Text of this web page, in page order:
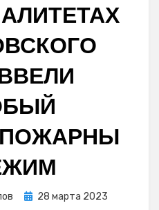
Posted
28 марта 2023